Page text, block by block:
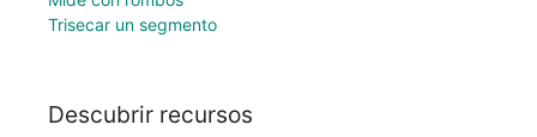
Trisecar un segmento
Descubrir recursos